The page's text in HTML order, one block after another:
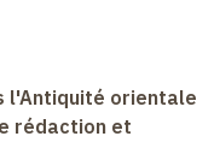
l'Antiquité orientale
rédaction et